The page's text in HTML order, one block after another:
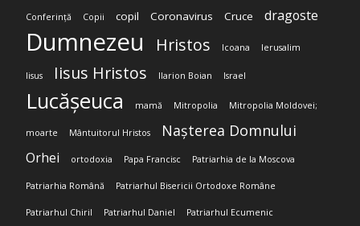
Conferință Copii copil Coronavirus Cruce dragoste
Dumnezeu Hristos Icoana Ierusalim
Iisus Iisus Hristos Ilarion Boian Israel
Lucășeuca mamă Mitropolia Mitropolia Moldovei;
moarte Mântuitorul Hristos Nașterea Domnului
Orhei ortodoxia Papa Francisc Patriarhia de la Moscova
Patriarhia Română Patriarhul Bisericii Ortodoxe Române
Patriarhul Chiril Patriarhul Daniel Patriarhul Ecumenic